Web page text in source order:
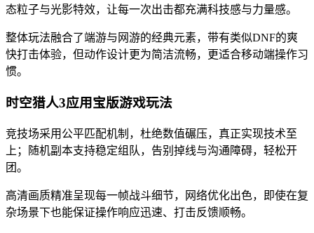
态粒子与光影特效，让每一次出击都充满科技感与力量感。
整体玩法融合了端游与网游的经典元素，带有类似DNF的爽
快打击体验，但动作设计更为简洁流畅，更适合移动端操作习
惯。
时空猎人3应用宝版游戏玩法
竞技场采用公平匹配机制，杜绝数值碾压，真正实现技术至
上；随机副本支持稳定组队，告别掉线与沟通障碍，轻松开
团。
高清画质精准呈现每一帧战斗细节，网络优化出色，即使在复
杂场景下也能保证操作响应迅速、打击反馈顺畅。